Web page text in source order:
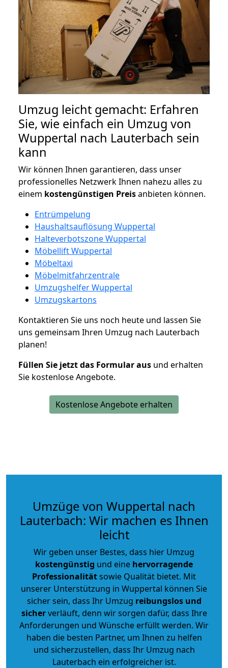
Umzug leicht gemacht: Erfahren
Sie, wie einfach ein Umzug von
Wuppertal nach Lauterbach sein
kann
Wir können Ihnen garantieren, dass unser
professionelles Netzwerk Ihnen nahezu alles zu
einem kostengünstigen Preisanbieten können.
Entrümpelung
Haushaltsauflösung Wuppertal
Halteverbotszone Wuppertal
Möbellift Wuppertal
Möbeltaxi
Möbelmitfahrzentrale
Umzugshelfer Wuppertal
Umzugskartons
Kontaktieren Sie uns noch heute und lassen Sie
uns gemeinsam Ihren Umzug nach Lauterbach
planen!
Füllen Sie jetzt das Formular aus und erhalten
Sie kostenlose Angebote.
Kostenlose Angebote erhalten
Umzüge von Wuppertal nach
Lauterbach: Wir machen es Ihnen
leicht
Wir geben unser Bestes, dass hier Umzug
kostengünstig und eine hervorragende
Professionalitätsowie Qualität bietet. Mit
unserer Unterstützung in Wuppertal können Sie
sicher sein, dass Ihr Umzug reibungslos und
sicherverläuft, denn wir sorgen dafür, dass Ihre
Anforderungen und Wünsche erfüllt werden. Wir
haben die besten Partner, um Ihnen zu helfen
und sicherzustellen, dass Ihr Umzug nach
Lauterbach ein erfolgreicher ist.